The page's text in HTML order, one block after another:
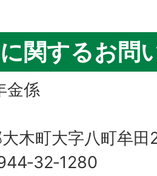
関するお問
金係
木町大字八町牟